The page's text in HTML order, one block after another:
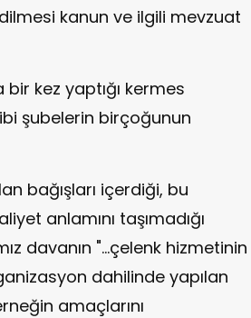
kanun ve ilgili mevzuat
bir kez yaptığı kermes
şubelerin birçoğunun
bağışları içerdiği, bu
anlamını taşımadığı
davanın "...çelenk hizmetinin
dahilinde yapılan
amaçlarını